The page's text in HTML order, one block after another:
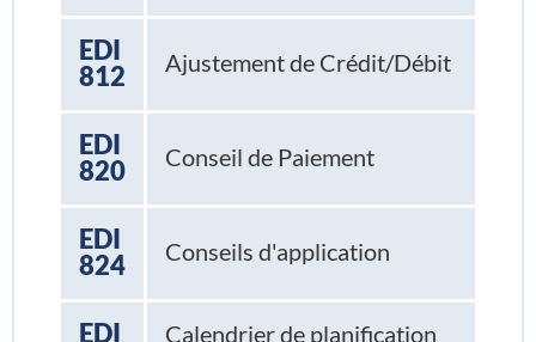
EDI
812
Ajustement de Crédit/Débit
EDI
820
Conseil de Paiement
EDI
824
Conseils d'application
EDI
Calendrier de planification